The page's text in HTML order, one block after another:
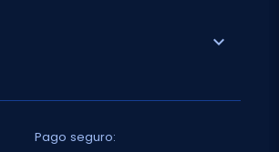
expand_more
Pago seguro: